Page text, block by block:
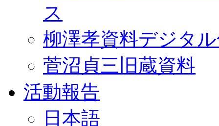
ス
柳澤孝資料デジタ
菅沼貞三旧蔵資料
活動報告
日本語